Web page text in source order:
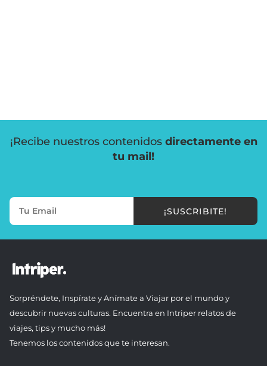
¡Recibe nuestros contenidos directamente en
tu mail!
¡SUSCRIBITE!
Sorpréndete, Inspírate y Anímate a Viajar por el mundo y
descubrir nuevas culturas. Encuentra en Intriper relatos de
viajes, tips y mucho más!
Tenemos los contenidos que te interesan.